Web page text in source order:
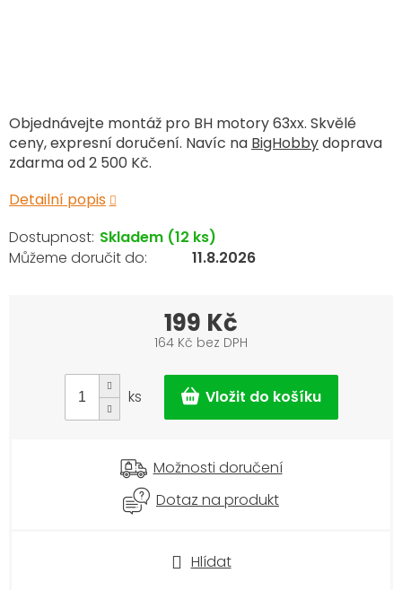
Objednávejte montáž pro BH motory 63xx. Skvělé
ceny, expresní doručení. Navíc na BigHobbydoprava
zdarma od 2 500 Kč.
Detailní popis
Hlídat
Skladem (12 ks)
11.8.2026
199 Kč
164 Kč bez DPH
cena:
ks
Možnosti doručení
Dotaz na produkt